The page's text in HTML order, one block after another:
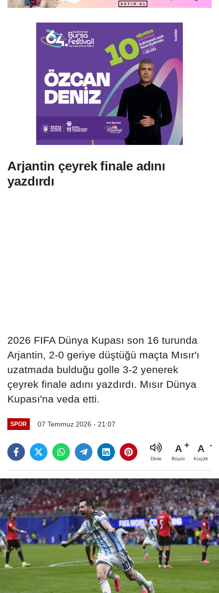
Arjantin çeyrek finale adını
yazdırdı
2026 FIFA Dünya Kupası son 16 turunda
Arjantin, 2-0 geriye düştüğü maçta Mısır'ı
uzatmada bulduğu golle 3-2 yenerek
çeyrek finale adını yazdırdı. Mısır Dünya
Kupası'na veda etti.
SPOR 07 Temmuz 2026 - 21:07
Dinle
A
Büyüt
A
Küçült